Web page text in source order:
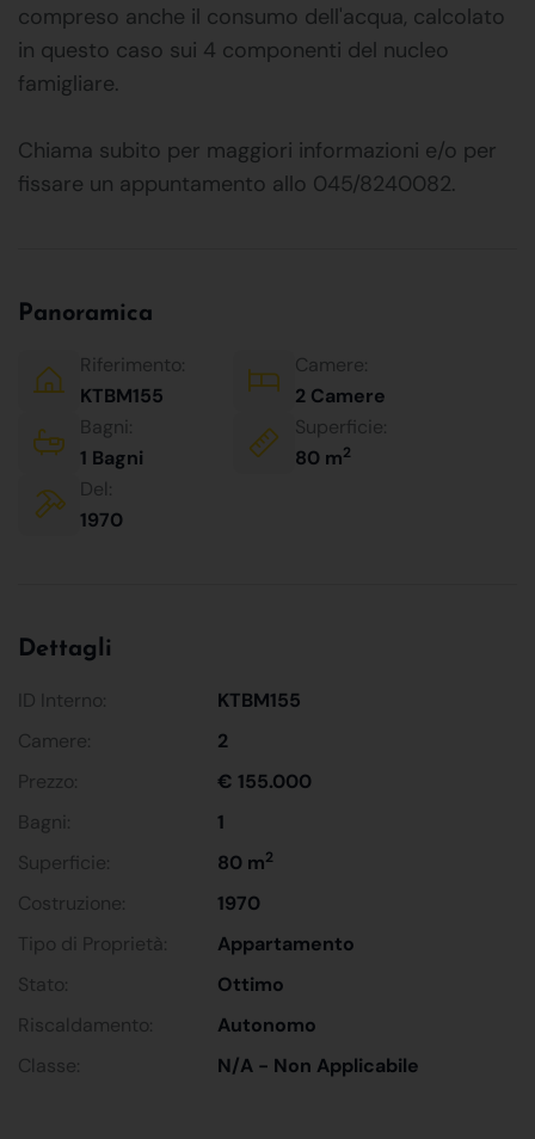
compreso anche il consumo dell'acqua, calcolato
in questo caso sui 4 componenti del nucleo
famigliare.
Chiama subito per maggiori informazioni e/o per
fissare un appuntamento allo 045/8240082.
Panoramica
Riferimento:
KTBM155
Camere:
2 Camere
Bagni:
1 Bagni
Superficie:
80 m2
Del:
1970
Dettagli
ID Interno:
KTBM155
Camere:
2
Prezzo:
€ 155.000
Bagni:
1
Superficie:
80 m2
Costruzione:
1970
Tipo di Proprietà:
Appartamento
Stato:
Ottimo
Riscaldamento:
Autonomo
Classe:
N/A - Non Applicabile